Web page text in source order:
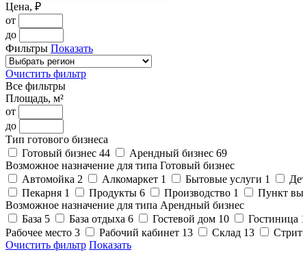
Цена, ₽
от
до
Фильтры Показать
Очистить фильтр
Все фильтры
Площадь, м²
от
до
Тип готового бизнеса
Готовый бизнес 44 Арендный бизнес 69
Возможное назначение для типа Готовый бизнес
Автомойка 2 Алкомаркет 1 Бытовые услуги 1
Пекарня 1 Продукты 6 Производство 1 Пункт
Возможное назначение для типа Арендный бизнес
База 5 База отдыха 6 Гостевой дом 10 Гостиница
Рабочeе место 3 Рабочий кабинет 13 Склад 13
Очистить фильтр Показать